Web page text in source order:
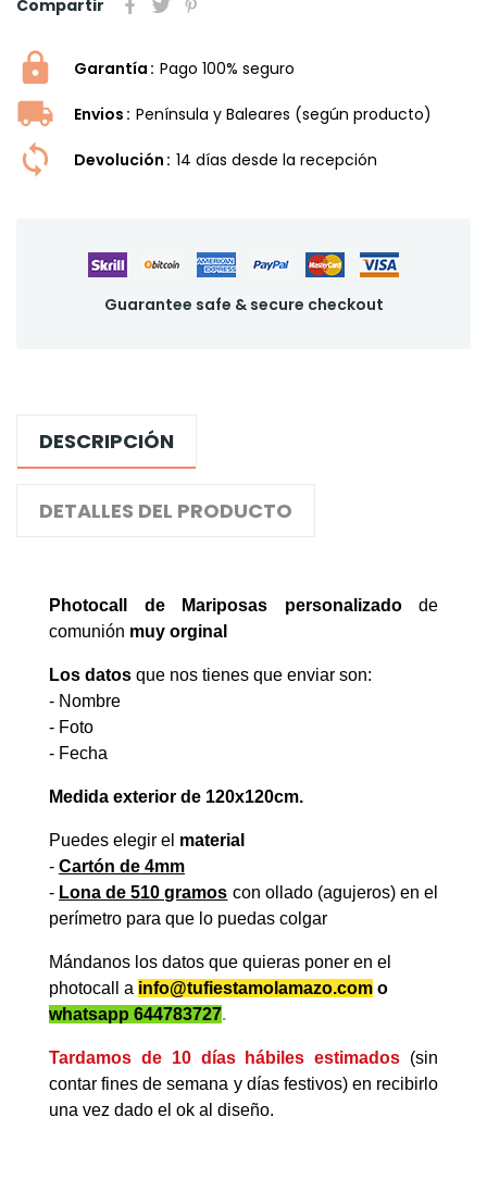
Compartir
Garantía Pago 100% seguro
Envios Península y Baleares (según producto)
Devolución 14 dí­as desde la recepción
Guarantee safe & secure checkout
DESCRIPCIÓN
DETALLES DEL PRODUCTO
Photocall de Mariposas personalizado de
comunión muy orginal
Los datos que nos tienes que enviar son:
- Nombre
- Foto
- Fecha
Medida exterior de 120x120cm.
Puedes elegir el material
- Cartón de 4mm
- Lona de 510 gramos con ollado (agujeros) en el
perímetro para que lo puedas colgar
Mándanos los datos que quieras poner en el
photocall a info@tufiestamolamazo.com o
whatsapp 644783727.
Tardamos de 10 días hábiles estimados (sin
contar fines de semana y días festivos) en recibirlo
una vez dado el ok al diseño.